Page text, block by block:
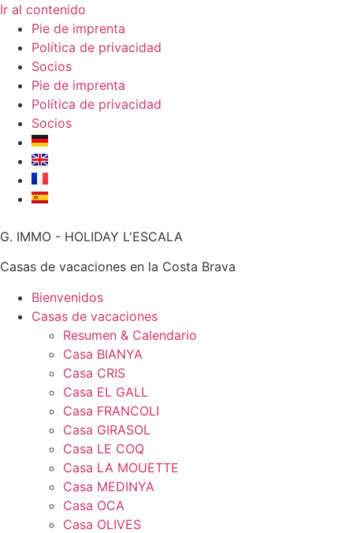
Ir al contenido
Pie de imprenta
Política de privacidad
Socios
Pie de imprenta
Política de privacidad
Socios
G. IMMO - HOLIDAY L'ESCALA
Casas de vacaciones en la Costa Brava
Bienvenidos
Casas de vacaciones
Resumen & Calendario
Casa BIANYA
Casa CRIS
Casa EL GALL
Casa FRANCOLI
Casa GIRASOL
Casa LE COQ
Casa LA MOUETTE
Casa MEDINYA
Casa OCA
Casa OLIVES